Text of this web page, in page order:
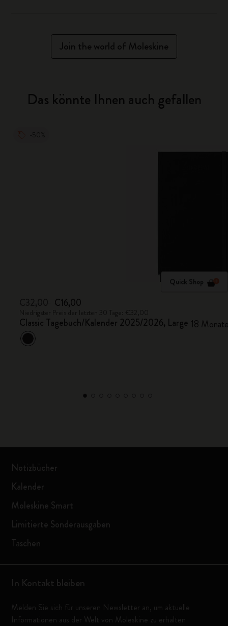
Join the world of Moleskine
Das könnte Ihnen auch gefallen
Quick Shop
€16,00
Classic Tagebuch/Kalender 2025/2026, Large 18
Notizbücher
Kalender
Moleskine Smart
Limitierte Sonderausgaben
Taschen
In Kontakt bleiben
Melden Sie sich für unseren Newsletter an, um aktuelle
Informationen aus der Welt von Moleskine zu erhalten